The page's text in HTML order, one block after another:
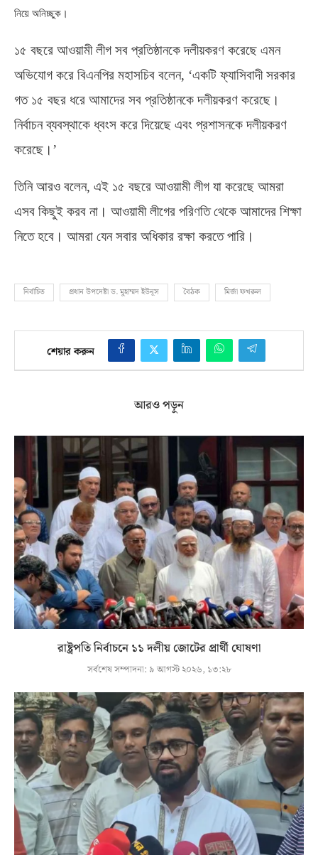
নিয়ে অনিচ্ছুক।
১৫ বছরে আওয়ামী লীগ সব প্রতিষ্ঠানকে দলীয়করণ করেছে এমন
অভিযোগ করে বিএনপির মহাসচিব বলেন, ‘একটি ফ্যাসিবাদী সরকার
গত ১৫ বছর ধরে আমাদের সব প্রতিষ্ঠানকে দলীয়করণ করেছে।
নির্বাচন ব্যবস্থাকে ধ্বংস করে দিয়েছে এবং প্রশাসনকে দলীয়করণ
করেছে।’
তিনি আরও বলেন, এই ১৫ বছরে আওয়ামী লীগ যা করেছে আমরা
এসব কিছুই করব না। আওয়ামী লীগের পরিণতি থেকে আমাদের শিক্ষা
নিতে হবে। আমরা যেন সবার অধিকার রক্ষা করতে পারি।
নির্বাচিত প্রধান উপদেষ্টা ড. মুহাম্মদ ইউনূস বৈঠক মির্জা ফখরুল
শেয়ার করুন
আরও পড়ুন
রাষ্ট্রপতি নির্বাচনে ১১ দলীয় জোটের প্রার্থী ঘোষণা
সর্বশেষ সম্পাদনা: ৯ আগস্ট ২০২৬, ১৩:২৮